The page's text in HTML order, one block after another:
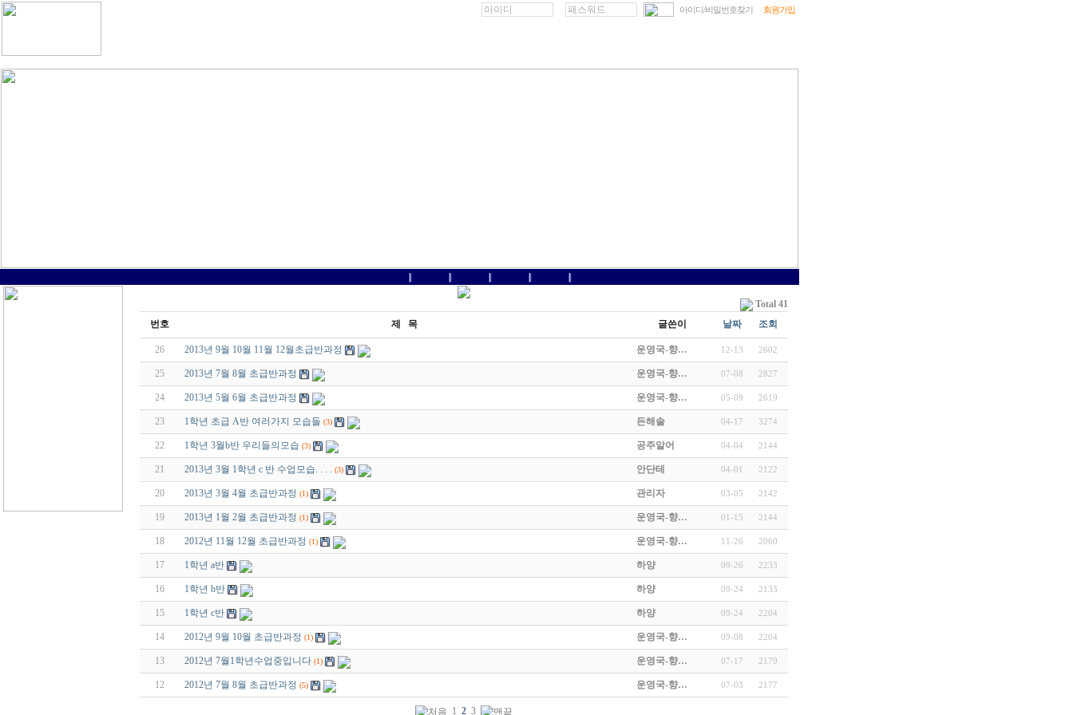
아이디/비밀번호찾기 회원가입
Total 41
번호
제 목 글쓴이 날짜 조회
26 2013년 9월 10월 11월 12월초급반과정 운영국-향… 12-13 2602
25 2013년 7월 8월 초급반과정 운영국-향… 07-08 2827
24 2013년 5월 6월 초급반과정 운영국-향… 05-09 2619
23 1학년 초급 A반 여러가지 모습들 (3) 든해솔 04-17 3274
22 1학년 3월b반 우리들의모습 (3) 공주알어 04-04 2144
21 2013년 3월 1학년 c 반 수업모습. . . . (3) 안단테 04-01 2122
20 2013년 3월 4월 초급반과정 (1) 관리자 03-05 2142
19 2013년 1월 2월 초급반과정 (1) 운영국-향… 01-15 2144
18 2012년 11월 12월 초급반과정 (1) 운영국-향… 11-26 2060
17 1학년 a반 하양 09-26 2233
16 1학년 b반 하양 09-24 2133
15 1학년 c반 하양 09-24 2204
14 2012년 9월 10월 초급반과정 (1) 운영국-향… 09-08 2204
13 2012년 7월1학년수업중입니다 (1) 운영국-향… 07-17 2179
12 2012년 7월 8월 초급반과정 (5) 운영국-향… 07-03 2177
1 2 3